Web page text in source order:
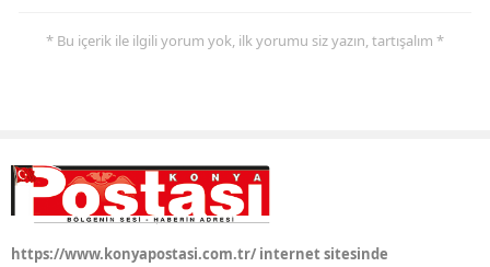
Tekirdağ
* Bu içerik ile ilgili yorum yok, ilk yorumu siz yazın, tartışalım *
https://www.konyapostasi.com.tr/ internet sitesinde